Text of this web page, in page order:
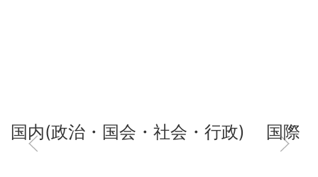
国内(政治・国会・社会・行政) 国際